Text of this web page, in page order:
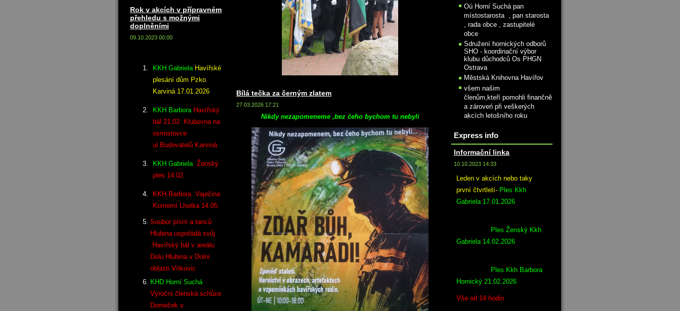
Bílá tečka za černým zlatem
27.03.2026 17:21
Nikdy nezapomeneme ,bez čeho bychom tu nebyli
Oú Horní Suchá pan
místostarosta , pan starosta
, rada obce , zastupitelé
obce
Sdružení hornických odborů
SHO - koordinační výbor
klubu důchodců Os PHGN
Ostrava
Městská Knihovna Havířov
všem našim
členům,kteří pomohli finančně
a zároveń při veškerých
akcích letošního roku
Express info
Informační linka
10.10.2023 14:33
Leden v akcích nebo taky
první čtvrtletí- Ples Kkh
Gabriela 17.01.2026
Ples Ženský Kkh
Gabriela 14.02.2026
Ples Kkh Barbora
Hornický 21.02.2026
Vše od 14 hodin
Rok v akcích v přípravném
přehledu s možnými
doplněními
09.10.2023 00:00
KKH GabrielaHavířské
plesání dům Pzko
Karviná 17.01.2026
KKH Barbora Havířský
bál 21.02. Klubovna na
osmistovce
ul.Budovatelů Karviná
KKH Gabriela Ženský
ples 14.02.
KKH Barbora Vaječina
Komorní Lhotka 14.05.
Soubor písní a tanců
Hlubina uspořádá svůj
.Havířský bál v areálu
Dolu Hlubina v Dolní
oblasti Vítkovic
KHD Horní Suchá
Výroční členská schůze
Domeček v